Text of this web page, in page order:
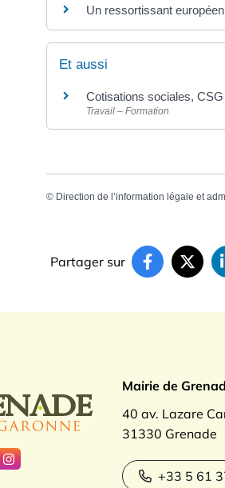
Un ressortissant
Et aussi
Cotisations sociales,
Travail – Formation
© Direction de l’information légale et
Partager sur
Logo Grenade sur
vers le compte Facebook
Lien vers le compte Instagram
Mairie de
40 av. Lazare
31330 Grenade
+33 5 61